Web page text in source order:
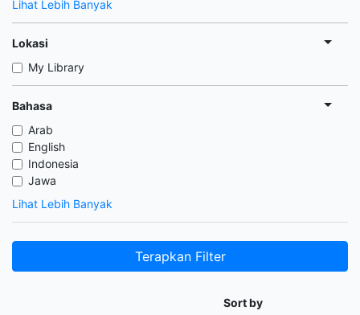
Lihat Lebih Banyak
Lokasi
My Library
Bahasa
Arab
English
Indonesia
Jawa
Lihat Lebih Banyak
Terapkan Filter
Sort by